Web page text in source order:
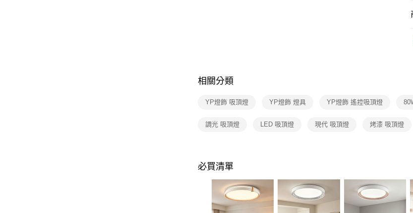
相關分類
YP燈飾 吸頂燈 YP燈飾 燈具 YP燈飾 遙控吸頂燈
調光 吸頂燈 LED 吸頂燈 現代 吸頂燈 烤漆 吸頂燈
必買清單